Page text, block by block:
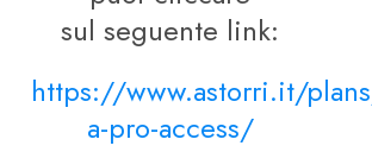
sul seguente link:
https://www.astorri.it/
a-pro-access/